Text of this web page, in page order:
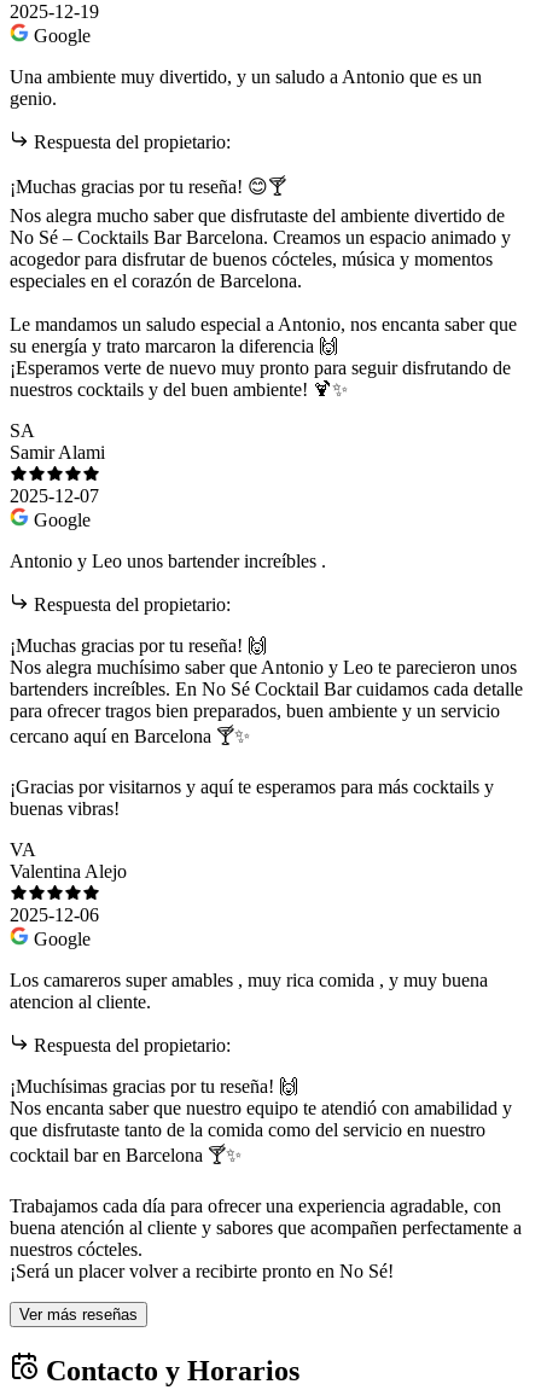
2025-12-19
Google
Una ambiente muy divertido, y un saludo a Antonio que es un
genio.
Respuesta del propietario:
¡Muchas gracias por tu reseña! 😊🍸
Nos alegra mucho saber que disfrutaste del ambiente divertido de
No Sé – Cocktails Bar Barcelona. Creamos un espacio animado y
acogedor para disfrutar de buenos cócteles, música y momentos
especiales en el corazón de Barcelona.
Le mandamos un saludo especial a Antonio, nos encanta saber que
su energía y trato marcaron la diferencia 🙌
¡Esperamos verte de nuevo muy pronto para seguir disfrutando de
nuestros cocktails y del buen ambiente! 🍹✨
SA
Samir Alami
2025-12-07
Google
Antonio y Leo unos bartender increíbles .
Respuesta del propietario:
¡Muchas gracias por tu reseña! 🙌
Nos alegra muchísimo saber que Antonio y Leo te parecieron unos
bartenders increíbles. En No Sé Cocktail Bar cuidamos cada detalle
para ofrecer tragos bien preparados, buen ambiente y un servicio
cercano aquí en Barcelona 🍸✨
¡Gracias por visitarnos y aquí te esperamos para más cocktails y
buenas vibras!
VA
Valentina Alejo
2025-12-06
Google
Los camareros super amables , muy rica comida , y muy buena
atencion al cliente.
Respuesta del propietario:
¡Muchísimas gracias por tu reseña! 🙌
Nos encanta saber que nuestro equipo te atendió con amabilidad y
que disfrutaste tanto de la comida como del servicio en nuestro
cocktail bar en Barcelona 🍸✨
Trabajamos cada día para ofrecer una experiencia agradable, con
buena atención al cliente y sabores que acompañen perfectamente a
nuestros cócteles.
¡Será un placer volver a recibirte pronto en No Sé!
Ver más reseñas
Contacto y Horarios